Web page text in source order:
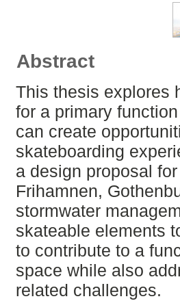
Abstract
This thesis explores
for a primary
can create
skateboarding
a design proposal
Frihamnen,
stormwater
skateable elements
to contribute to a
space while also
related challenges.